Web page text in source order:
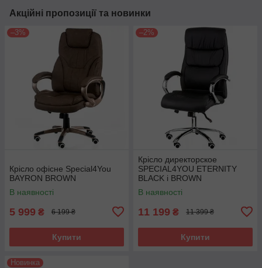
Акційні пропозиції та новинки
–3%
Крісло офісне Special4You
BAYRON BROWN
В наявності
5 999 ₴ 6 199 ₴
Купити
–2%
Крісло директорское
SPECIAL4YOU ETERNITY
BLACK і BROWN
В наявності
11 199 ₴ 11 399 ₴
Купити
Новинка